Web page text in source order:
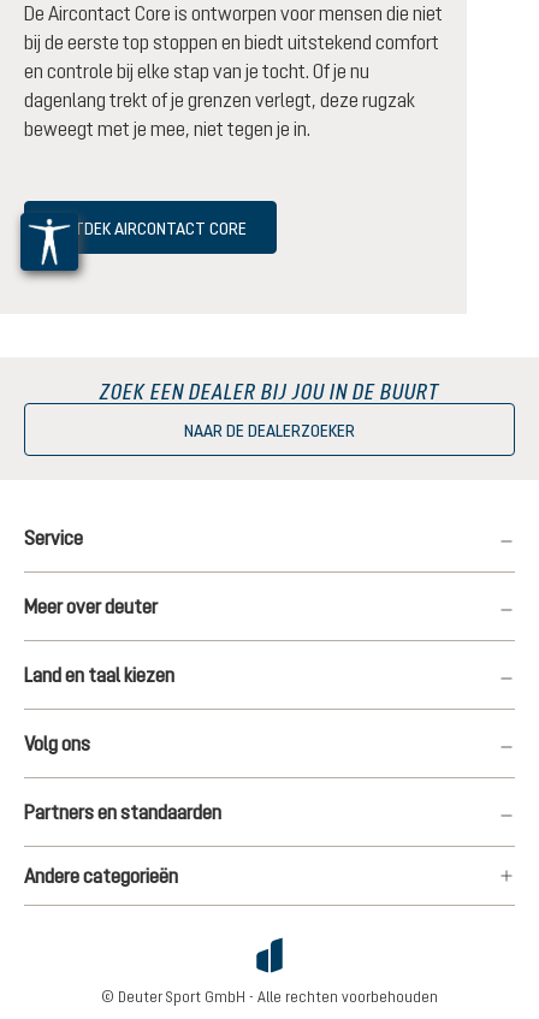
De Aircontact Core is ontworpen voor mensen die niet
bij de eerste top stoppen en biedt uitstekend comfort
en controle bij elke stap van je tocht. Of je nu
dagenlang trekt of je grenzen verlegt, deze rugzak
beweegt met je mee, niet tegen je in.
ONTDEK AIRCONTACT CORE
ZOEK EEN DEALER BIJ JOU IN DE BUURT
NAAR DE DEALERZOEKER
Service
Meer over deuter
Land en taal kiezen
Volg ons
Partners en standaarden
Andere categorieën
© Deuter Sport GmbH - Alle rechten voorbehouden